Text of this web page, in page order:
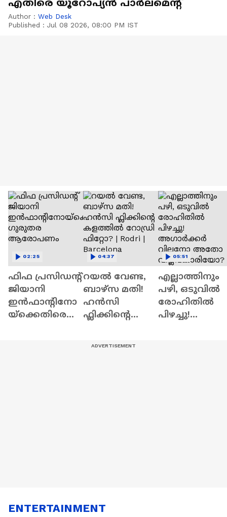
എതിരെ യൂറോപ്യൻ പാർലമെന്റ്
Author : Web Desk
Published : Jul 08 2026, 08:00 PM IST
ഫിഫ പ്രസിഡന്റ്
ജിയാനി
ഇൻഫാന്റിനോ
യ്‌ക്കെതിരെ
02:25
റയല്‍ വേണ്ട,
ബാഴ്‌സ മതി!
ഹൻസി
ഫ്ലിക്കിന്റെ
04:37
എല്ലാത്തിനും
പഴി, ഒടുവില്‍
രോഹിതില്‍
പിഴച്ചു!
05:51
ENTERTAINMENT